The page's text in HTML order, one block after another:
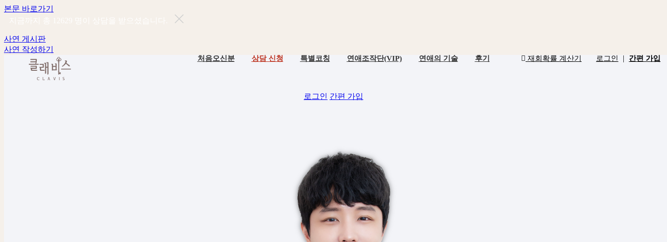
본문 바로가기
재회확률 계산기 로그인 | 간편 가입
처음오신분 상담 신청 특별코칭 연애조작단(VIP) 연애의 기술 후기
로그인 간편 가입
사연 게시판
사연 작성하기